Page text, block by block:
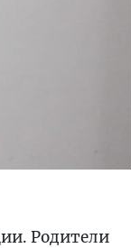
Родители